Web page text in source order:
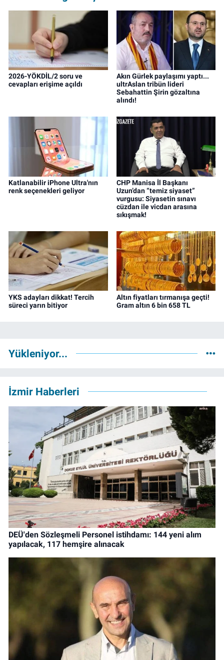
2026-YÖKDİL/2 soru ve
cevapları erişime açıldı
Akın Gürlek paylaşımı yaptı...
ultrAslan tribün lideri
Sebahattin Şirin gözaltına
alındı!
Katlanabilir iPhone Ultra'nın
renk seçenekleri geliyor
CHP Manisa İl Başkanı
Uzun’dan “temiz siyaset”
vurgusu: Siyasetin sınavı
cüzdan ile vicdan arasına
sıkışmak!
YKS adayları dikkat! Tercih
süreci yarın bitiyor
Altın fiyatları tırmanışa geçti!
Gram altın 6 bin 658 TL
Yükleniyor...
İzmir Haberleri
DEÜ'den Sözleşmeli Personel istihdamı: 144 yeni alım
yapılacak, 117 hemşire alınacak